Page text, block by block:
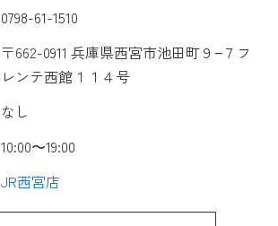
0798-61-1510
〒662-0911 兵庫県西宮市池田町９−７フ
レンテ西館１１４号
なし
10:00〜19:00
JR西宮店